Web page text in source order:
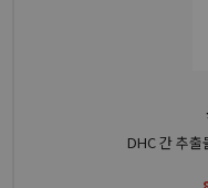
DHC 간 추